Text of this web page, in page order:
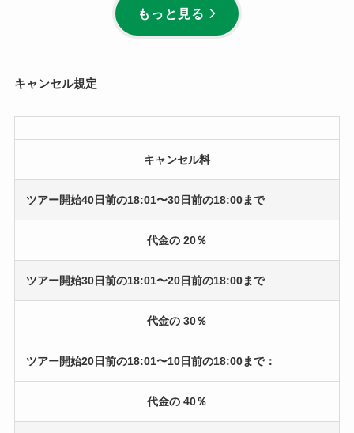
もっと見る
キャンセル規定
キャンセル料
ツアー開始40日前の18:01〜30日前の18:00まで
代金の 20％
ツアー開始30日前の18:01〜20日前の18:00まで
代金の 30％
ツアー開始20日前の18:01〜10日前の18:00まで：
代金の 40％